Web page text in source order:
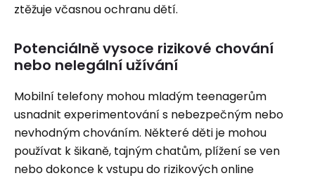
ztěžuje včasnou ochranu dětí.
Potenciálně vysoce rizikové chování
nebo nelegální užívání
Mobilní telefony mohou mladým teenagerům
usnadnit experimentování s nebezpečným nebo
nevhodným chováním. Některé děti je mohou
používat k šikaně, tajným chatům, plížení se ven
nebo dokonce k vstupu do rizikových online